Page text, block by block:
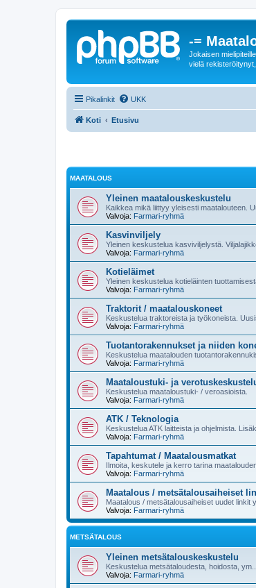
-=
Jokaisen
vielä
Pikalinkit UKK
Koti Etusivu
MAATALOUS
Yleinen maatalouskeskustelu
Kaikkea mikä liittyy yleisesti maatalouteen.
Valvoja: Farmari-ryhmä
Kasvinviljely
Yleinen keskustelua kasviviljelystä.
Valvoja: Farmari-ryhmä
Kotieläimet
Yleinen keskustelua kotieläinten
Valvoja: Farmari-ryhmä
Traktorit / maatalouskoneet
Keskustelua traktoreista ja työkoneista.
Valvoja: Farmari-ryhmä
Tuotantorakennukset ja niiden
Keskustelua maatalouden
Valvoja: Farmari-ryhmä
Maataloustuki- ja
Keskustelua maataloustuki- / veroasioista.
Valvoja: Farmari-ryhmä
ATK / Teknologia
Keskustelua ATK laitteista ja ohjelmista.
Valvoja: Farmari-ryhmä
Tapahtumat / Maatalousmatkat
Ilmoita, keskutele ja kerro tarina
Valvoja: Farmari-ryhmä
Maatalous / metsätalousaiheiset
Maatalous / metsätalousaiheiset uudet linkit
Valvoja: Farmari-ryhmä
METSÄTALOUS
Yleinen metsätalouskeskustelu
Keskustelua metsätaloudesta, hoidosta, ym...
Valvoja: Farmari-ryhmä